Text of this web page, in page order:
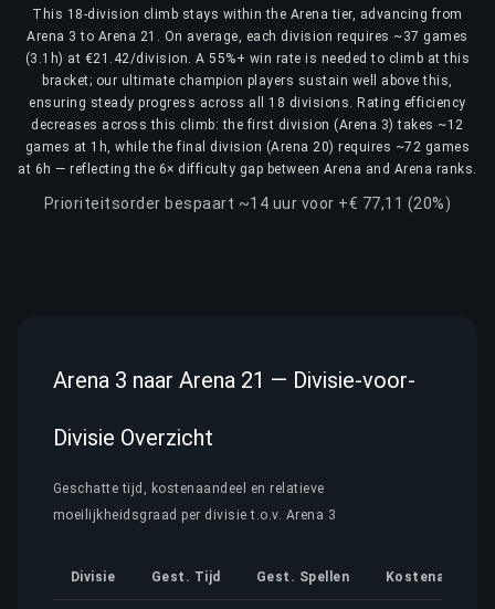
This 18-division climb stays within the Arena tier, advancing from
Arena 3 to Arena 21. On average, each division requires ~37 games
(3.1h) at €21.42/division. A 55%+ win rate is needed to climb at this
bracket; our ultimate champion players sustain well above this,
ensuring steady progress across all 18 divisions. Rating efficiency
decreases across this climb: the first division (Arena 3) takes ~12
games at 1h, while the final division (Arena 20) requires ~72 games
at 6h — reflecting the 6× difficulty gap between Arena and Arena ranks.
Prioriteitsorder bespaart ~14 uur voor +€ 77,11 (20%)
Arena 3 naar Arena 21 — Divisie-voor-
Divisie Overzicht
Geschatte tijd, kostenaandeel en relatieve
moeilijkheidsgraad per divisie t.o.v. Arena 3
Divisie Gest. Tijd Gest. Spellen Kostenaandeel